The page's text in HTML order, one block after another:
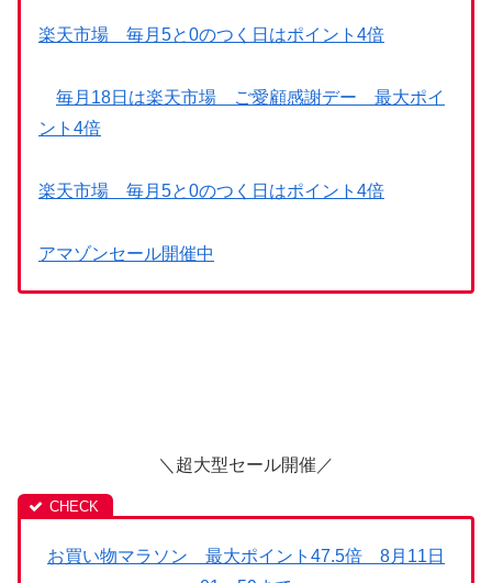
楽天市場 毎月5と0のつく日はポイント4倍
毎月18日は楽天市場 ご愛顧感謝デー 最大ポイ
ント4倍
楽天市場 毎月5と0のつく日はポイント4倍
アマゾンセール開催中
＼超大型セール開催／
お買い物マラソン 最大ポイント47.5倍 8月11日